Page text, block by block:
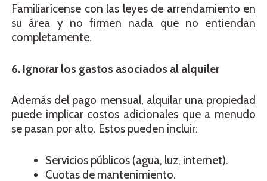
Familiarícense con las leyes de arrendamiento en
su área y no firmen nada que no entiendan
completamente.
6. Ignorar los gastos asociados al alquiler
Además del pago mensual, alquilar una propiedad
puede implicar costos adicionales que a menudo
se pasan por alto. Estos pueden incluir:
Servicios públicos (agua, luz, internet).
Cuotas de mantenimiento.